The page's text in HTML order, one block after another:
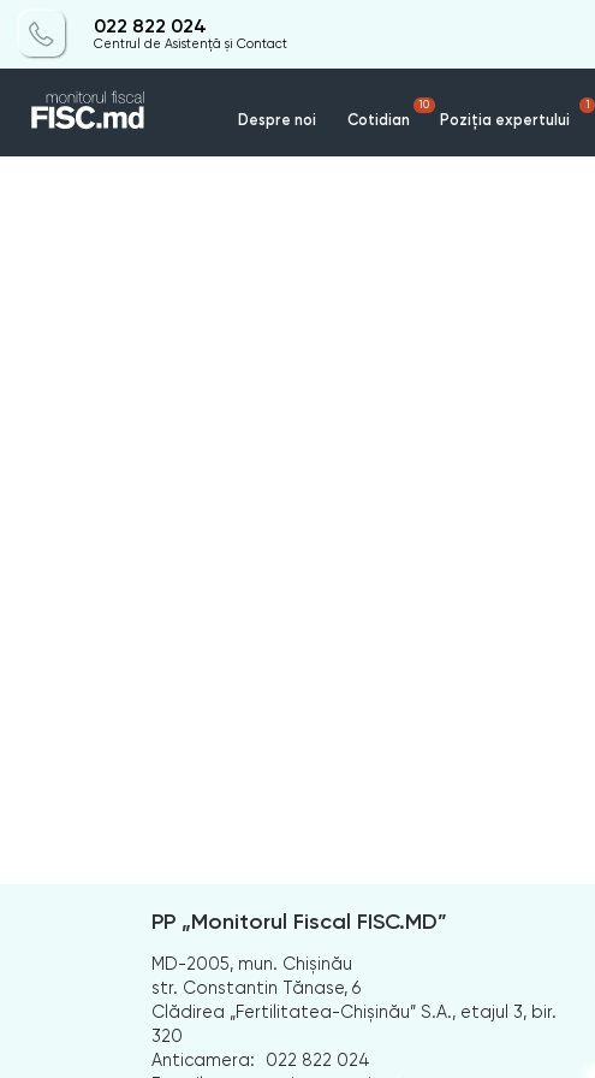
022 822 024
Centrul de Asistență și Contact
Despre noi Cotidian
10
Poziția expertului
1
PP „Monitorul Fiscal FISC.MD”
MD-2005, mun. Chișinău
str. Constantin Tănase, 6
Clădirea „Fertilitatea-Chișinău” S.A., etajul 3, bir.
320
Anticamera:
022 822 024